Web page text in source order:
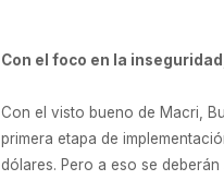
Con el foco en la
Con el visto bueno de Macri,
primera etapa de
dólares. Pero a eso se